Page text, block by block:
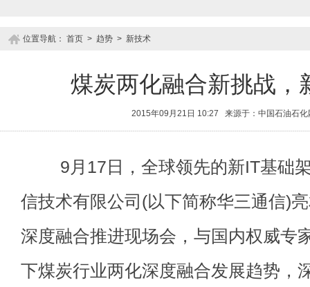
位置导航： 首页 > 趋势 > 新技术
煤炭两化融合新挑战，
2015年09月21日 10:27 来源于：中国石油石
9月17日，全球领先的新IT基础架
信技术有限公司(以下简称华三通信)
深度融合推进现场会，与国内权威专
下煤炭行业两化深度融合发展趋势，